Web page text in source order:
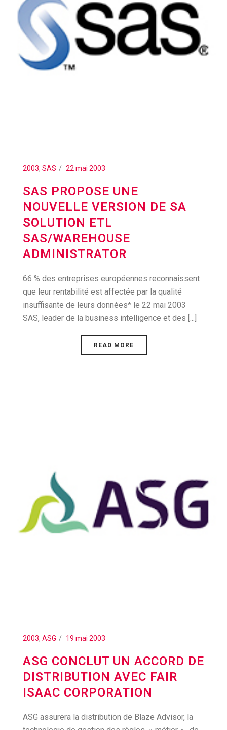
2003, SAS 22 mai 2003
SAS PROPOSE UNE
NOUVELLE VERSION DE SA
SOLUTION ETL
SAS/WAREHOUSE
ADMINISTRATOR
66 % des entreprises européennes reconnaissent
que leur rentabilité est affectée par la qualité
insuffisante de leurs données* le 22 mai 2003
SAS, leader de la business intelligence et des [...]
READ MORE
2003, ASG 19 mai 2003
ASG CONCLUT UN ACCORD DE
DISTRIBUTION AVEC FAIR
ISAAC CORPORATION
ASG assurera la distribution de Blaze Advisor, la